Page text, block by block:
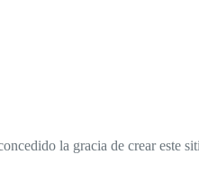
la gracia de crear este